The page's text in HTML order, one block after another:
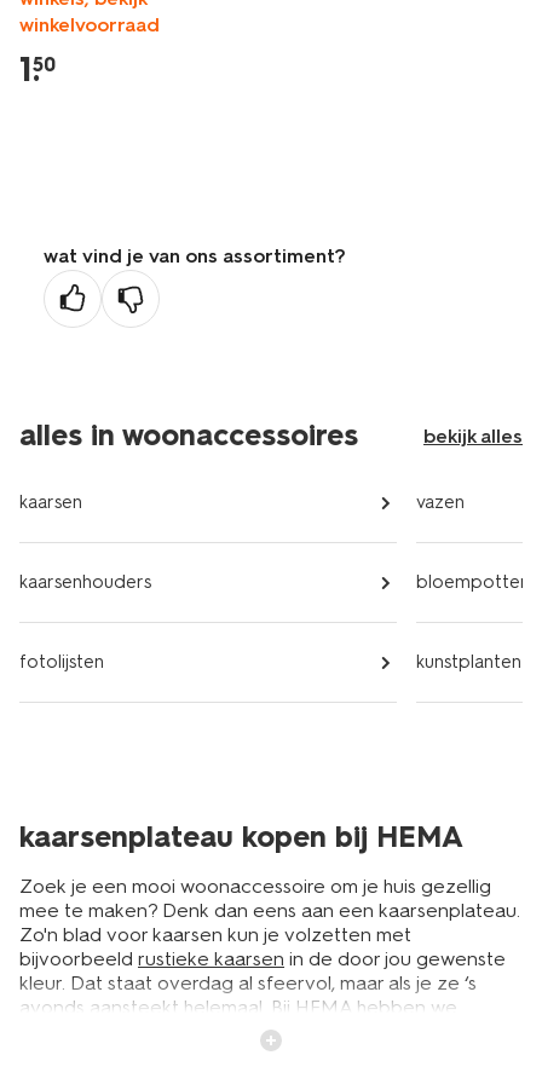
winkelvoorraad
1.
50
wat vind je van ons assortiment?
alles in woonaccessoires bekijk alles
kaarsen
kaarsenhouders
fotolijsten
vazen
bloempotten
kunstplanten
kaarsenplateau kopen bij HEMA
Zoek je een mooi woonaccessoire om je huis gezellig
mee te maken? Denk dan eens aan een kaarsenplateau.
Zo'n blad voor kaarsen kun je volzetten met
bijvoorbeeld rustieke kaarsen in de door jou gewenste
kleur. Dat staat overdag al sfeervol, maar als je ze ‘s
avonds aansteekt helemaal. Bij HEMA hebben we
kaarsenplateaus in verschillende kleuren en maten. En
zoals je van HEMA gewend bent, hebben ze standaard